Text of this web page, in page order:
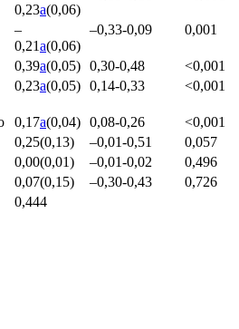
0,23a(0,06)
–
0,21a(0,06)
–0,33-0,09 0,001
0,39a(0,05) 0,30-0,48 <0,001
0,23a(0,05) 0,14-0,33 <0,001
0,17a(0,04) 0,08-0,26 <0,001
0,25(0,13) –0,01-0,51
0,057
0,00(0,01) –0,01-0,02
0,496
0,07(0,15) –0,30-0,43
0,726
0,444